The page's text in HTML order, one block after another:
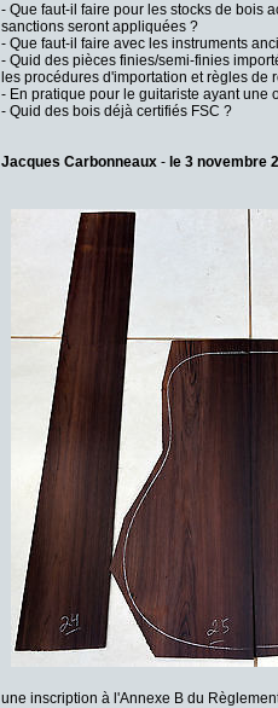
- Que faut-il faire pour les stocks de bois
sanctions seront appliquées ?
- Que faut-il faire avec les instruments
- Quid des pièces finies/semi-finies
les procédures d'importation et règles de
- En pratique pour le guitariste ayant une
- Quid des bois déjà certifiés FSC ?
Jacques Carbonneaux - le 3 novembre
une inscription à l'Annexe B du